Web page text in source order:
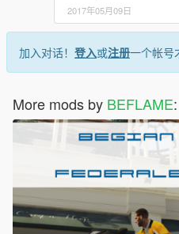
2017年05月09日
加入对话！ 登入或注册一个帐号
More mods by BEFLAME: